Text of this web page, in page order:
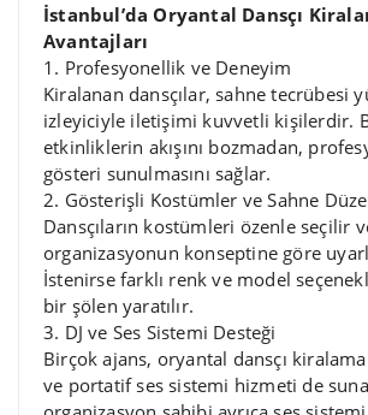
İstanbul’da Oryantal Dansçı
Avantajları
1. Profesyonellik ve Deneyim
Kiralanan dansçılar, sahne tecrübesi
izleyiciyle iletişimi kuvvetli kişilerdir.
etkinliklerin akışını bozmadan,
gösteri sunulmasını sağlar.
2. Gösterişli Kostümler ve Sahne
Dansçıların kostümleri özenle seçilir
organizasyonun konseptine göre
İstenirse farklı renk ve model
bir şölen yaratılır.
3. DJ ve Ses Sistemi Desteği
Birçok ajans, oryantal dansçı
ve portatif ses sistemi hizmeti de